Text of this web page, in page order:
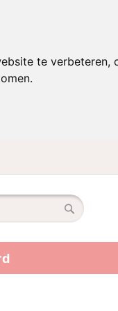
te verbeteren,